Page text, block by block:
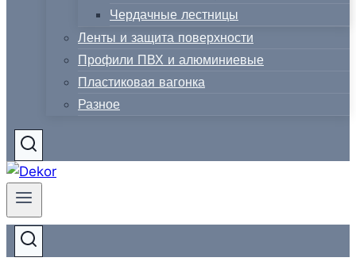
Чердачные лестницы
Ленты и защита поверхности
Профили ПВХ и алюминиевые
Пластиковая вагонка
Разное